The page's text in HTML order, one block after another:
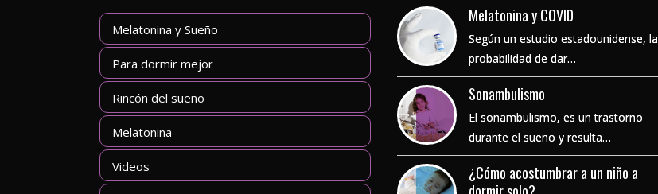
Melatonina y Sueño
Para dormir mejor
Rincón del sueño
Melatonina
Videos
Melatonina y COVID
Según un estudio estadounidense, la
probabilidad de dar…
Sonambulismo
El sonambulismo, es un trastorno
durante el sueño y resulta…
¿Cómo acostumbrar a un niño a